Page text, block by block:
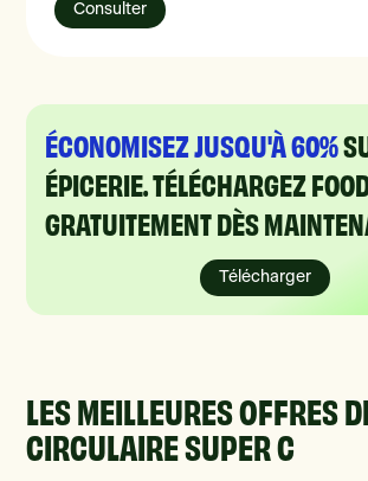
Consulter
ÉCONOMISEZ JUSQU'À 60%
ÉPICERIE. TÉLÉCHARGEZ
GRATUITEMENT DÈS
Télécharger
LES MEILLEURES OFFRES
CIRCULAIRE SUPER C